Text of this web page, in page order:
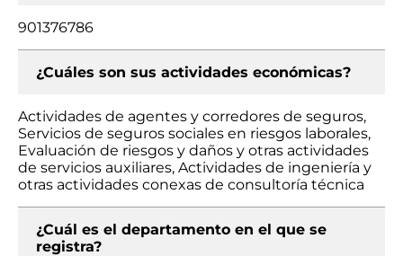
901376786
¿Cuáles son sus actividades económicas?
Actividades de agentes y corredores de seguros,
Servicios de seguros sociales en riesgos laborales,
Evaluación de riesgos y daños y otras actividades
de servicios auxiliares, Actividades de ingeniería y
otras actividades conexas de consultoría técnica
¿Cuál es el departamento en el que se
registra?